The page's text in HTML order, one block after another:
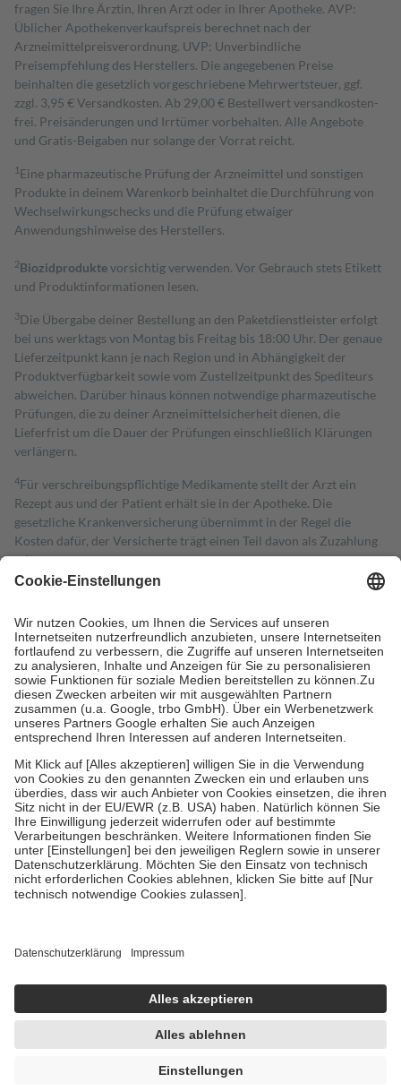
fragen Sie Ihre Ärztin, Ihren Arzt oder in Ihrer Apotheke. AVP:
Üblicher Apothekenverkaufspreis berechnet nach der
Arzneimittelpreisverordnung. UVP: Unverbindliche
Preisempfehlung des Herstellers. Die angegebenen Preise
beinhalten die gesetzlich vorgeschriebene Mehrwertsteuer, ggf.
zzgl. 3,95 € Versandkosten. Ab 29,00 € Bestell­wert versand­kosten­
frei. Preisänderungen und Irrtümer vorbehalten. Alle Angebote
und Gratis-Beigaben nur solange der Vorrat reicht.
1 Eine pharmazeutische Prüfung der Arzneimittel und sonstigen
Produkte in deinem Warenkorb beinhaltet die Durchführung von
Wechselwirkungschecks und die Prüfung etwaiger
Anwendungshinweise des Herstellers.
2Biozidproduktevorsichtig verwenden. Vor Gebrauch stets Etikett
und Produktinformationen lesen.
3Die Übergabe deiner Bestellung an den Paketdienstleister erfolgt
bei uns werktags von Montag bis Freitag bis 18:00 Uhr. Der genaue
Lieferzeitpunkt kann je nach Region und in Abhängigkeit der
Produktverfügbarkeit sowie vom Zustellzeitpunkt des Spediteurs
abweichen. Darüber hinaus können notwendige pharmazeutische
Prüfungen, die zu deiner Arzneimittelsicherheit dienen, die
Lieferfrist um die Dauer der Prüfungen einschließlich Klärungen
verlängern.
4Für verschreibungspflichtige Medikamente stellt der Arzt ein
Rezept aus und der Patient erhält sie in der Apotheke. Die
gesetzliche Krankenversicherung übernimmt in der Regel die
Kosten dafür, der Versicherte trägt einen Teil davon als Zuzahlung
mit.
Grundsätzlich leisten Mitglieder Zuzahlungen in Höhe von zehn
höchstens zehn Euro.
Es sind jedoch nie mehr als die tatsächlichen
Kosten der Leistung zu entrichten.
Diese Regeln gelten grundsätzlich auch für Online-Apotheken.
Bei Heilmitteln und häuslicher Krankenpflege beträgt die
Zuzahlung zehn Prozent der Kosten sowie zehn Euro je
Verordnung.
Um das Engagement der Versicherten für ihre eigene Gesundheit zu
stärken und die besondere Stellung der Familie zu unterstützen,
fallenkeine Zuzahlungenan bei:
• Kindern und Jugendlichen bis zum vollendeten 18. Lebensjahr
mit Ausnahme der Fahrkosten
• Untersuchungen zur Vorsorge und Früherkennung, die von der
GKV getragen werden
• empfohlenen Schutzimpfungen
• Harn- und Blutteststreifen
getroffen, um sicherzustellen, dass es sich um echte Bewertungen
https://help.etrusted.com/hc/de/articles/4419944605341
Einige Bilder und Inhalte wurden unter Zuhilfenahme künstlicher